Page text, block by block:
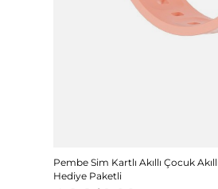
Pembe Sim Kartlı Akıllı Çocuk
Hediye Paketli